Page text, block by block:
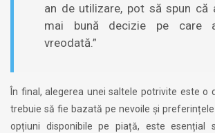
an de utilizare, pot să spun că
mai bună decizie pe care
vreodată.”
În final, alegerea unei saltele potrivite este o
trebuie să fie bazată pe nevoile și
opțiuni disponibile pe piață, este esențial